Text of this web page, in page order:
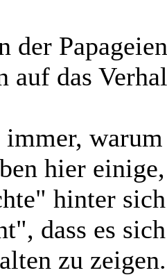
der
auf das
hier
hinter
dass es
zu zeigen.